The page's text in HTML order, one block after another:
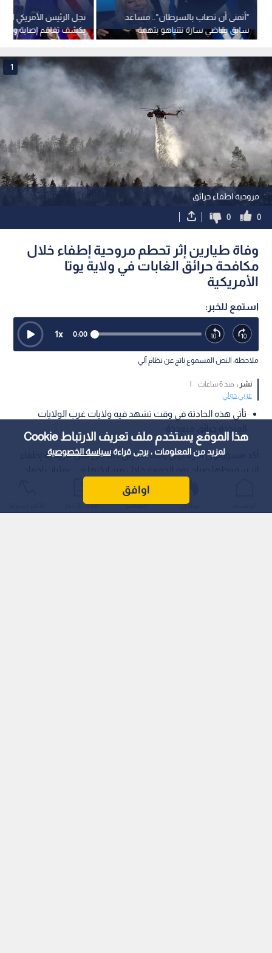
هذا الموقع يستخدم ملف تعريف الارتباط Cookie
لمزيد من المعلومات ، يرجى قراءةسياسة الخصوصية
اوافق
نجل الرئيس الأمريكي
يكشف تفاقم إصابة
"أتمنى أن تصاب بالسرطان".. مساعد
سابق يقاضي سارة نتنياهو بتهمة
الإساءة في مكان العمل
مروحية اطفاء حرائق
1
0
0
وفاة طيارين إثر تحطم مروحية إطفاء خلال
مكافحة حرائق الغابات في ولاية يوتا
الأمريكية
استمع للخبر:
0:00
1x
ملاحظة: النص المسموع ناتج عن نظام آلي
نشر : منذ 6 ساعات
|
عربي دولي
تأتي هذه الحادثة في وقت تشهد فيه ولايات غرب الولايات
أكد مسؤولون أمريكيون وفاة طيارين كانا على متن مروحية إطفاء
حرائق الغابات المشتعلة في ولاية يوتا الأمريكية.
عواجل المباشر أحدث الأخبار